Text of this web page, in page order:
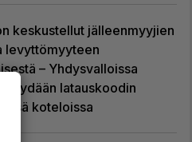
keskustellut jälleenmyyjien
levyttömyyteen
– Yhdysvalloissa
myydään latauskoodin
koteloissa